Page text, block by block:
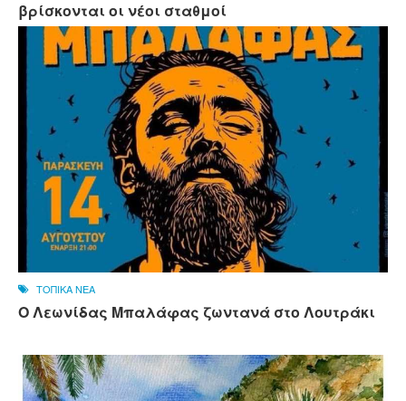
βρίσκονται οι νέοι σταθμοί
ΤΟΠΙΚΑ ΝΕΑ
Ο Λεωνίδας Μπαλάφας ζωντανά στο Λουτράκι